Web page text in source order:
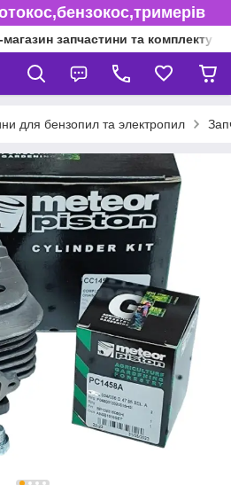
запчастини та
для бензопил та электропил